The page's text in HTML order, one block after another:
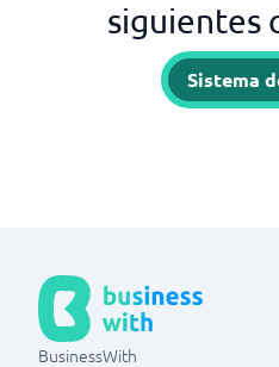
siguientes
Sistema
BusinessWith